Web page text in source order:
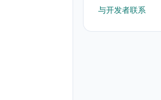
与开发者联系